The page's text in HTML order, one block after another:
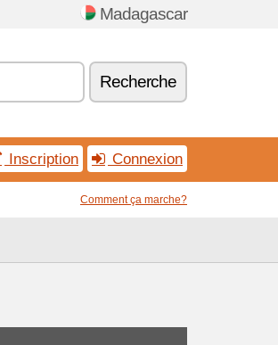
Madagascar
Recherche
Inscription Connexion
Comment ça marche?